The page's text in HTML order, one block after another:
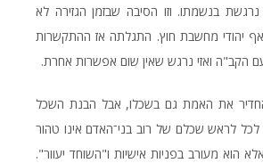
בנשמתו. וזו הסיבה שבזמן הגזירה לא
יהודי מחשבת חוץ. התגלתה אז ההתקשרות
הקב"ה ואזי נרגש שאין שום אפשרות אחרת.
את האמת גם בשכלו, אבל הבנת השכל
לראש שכלם של רוב בני־האדם אינו טהור
אלא הוא מעורב בפניות אישיות ו"השוחד יעוור".